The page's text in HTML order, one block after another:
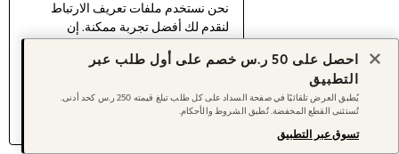
نحن نستخدم ملفات تعريف الارتباط
لنقدم لك أفضل تجربة ممكنة. إن
موافقتك على استخدامنا لملفات تعريف
اكتشف المزيد عن إدارة إعدادات ملفات
تعريف الارتباط (الكوكيز).
Women's Holiday Shop
Women's Travel Styles
Dresses
Occasionwear
Linen Collection
Tops & T-Shirts
احصل على 50 ر.س خصم على أول طلب عبر
التطبيق
يُطبق العرض تلقائيًا في صفحة السداد على كل طلب تبلغ قيمته 250 ر.س كحد أدنى.
تُستثنى القطع المخفضة. تُطبق الشروط والأحكام.
تسوق عبر التطبيق